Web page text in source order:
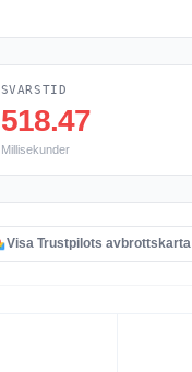
SVARSTID
518.47
Millisekunder
Visa Trustpilots avbrottskarta